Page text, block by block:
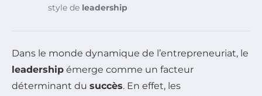
style de leadership
Dans le monde dynamique de l’entrepreneuriat, le
leadership émerge comme un facteur
déterminant du succès. En effet, les